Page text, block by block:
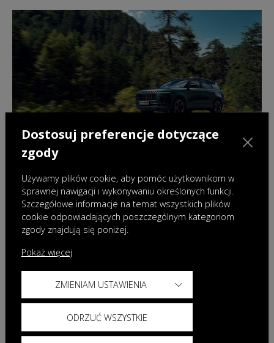
OMODA & JAECOO Finance
Skorzystaj z atrakcyjnych opcji finansowania
DOWIEDZ SIĘ WIĘCEJ
Dostosuj preferencje dotyczące
zgody
Używamy plików cookie, aby pomóc użytkownikom w
sprawnej nawigacji i wykonywaniu określonych funkcji.
Szczegółowe informacje na temat wszystkich plików
cookie odpowiadających poszczególnym kategoriom
zgody znajdują się poniżej.
Pokaż więcej
ZMIENIAM USTAWIENIA
ODRZUĆ WSZYSTKIE